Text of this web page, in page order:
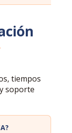
tiempos
soporte